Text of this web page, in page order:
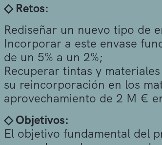
◇ Retos:
Rediseñar un nuevo tipo de
Incorporar a este envase
de un 5% a un 2%;
Recuperar tintas y
su reincorporación en los
aprovechamiento de 2 M €
◇ Objetivos:
El objetivo fundamental del